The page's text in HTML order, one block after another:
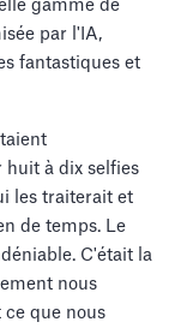
gamme de
par l'IA,
fantastiques et
huit à dix selfies
les traiterait et
de temps. Le
C'était la
nous
que nous